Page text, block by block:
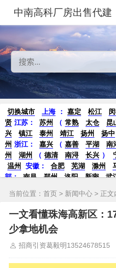
中南高科厂房出售代建
切换城市 上海 ： 嘉定 松江
贤 江苏： 苏州 （ 常熟 太仓 昆
兴
镇江 泰州 靖江 扬州 扬中
州 浙江： 嘉兴 （ 嘉善 平湖 南
州
湖州 （ 德清 南浔 长兴 ）
温州
安徽： 合肥 芜湖 滁州
部： 南昌 郑州 洛阳 新密 武
安
香河 大厂 永清 三河 霸州
沈阳 济南 济宁 绵阳
威海
烟台 青岛 珠三角： 广州
山
佛山 清远 福建：
华北： 沈阳 大连 海外园区：
华夏幸福
联东U谷 万洋 均和
当前位置： 首页 > 新闻中心 > 正文
一文看懂珠海高新区：
少拿地机会
招商引资葛毅明13524678515